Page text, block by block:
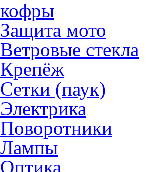
кофры
Защита мото
Ветровые стекла
Крепёж
Сетки (паук)
Электрика
Поворотники
Лампы
Оптика